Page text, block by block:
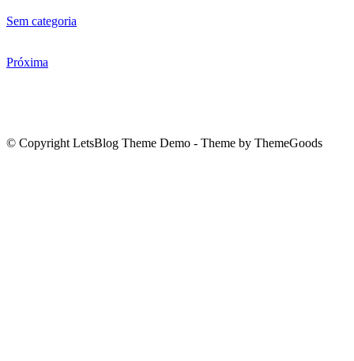
Sem categoria
Próxima
© Copyright LetsBlog Theme Demo - Theme by ThemeGoods